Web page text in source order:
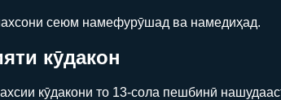
сеюм намефурӯшад ва намедиҳад.
кӯдакон
кӯдакони то 13-сола пешбинӣ